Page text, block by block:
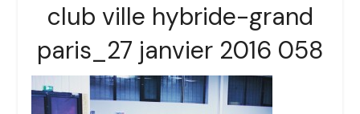
club ville hybride-grand
paris_27 janvier 2016 058